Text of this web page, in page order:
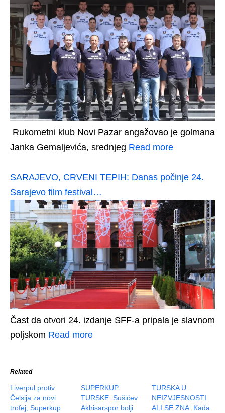
Rukometni klub Novi Pazar angažovao je golmana
Janka Gemaljevića, srednjeg Read more
SARAJEVO, CRVENI TEPIH: Danas počinje 24.
Sarajevo film festival…
Čast da otvori 24. izdanje SFF-a pripala je slavnom
poljskom Read more
Related
Liverpul protiv
Čelsija za novi
trofej, Superkup
SUPERKUP
TURSKE: Sušićev
Akhisarspor bolji
TURSKA U
NEIZVJESNOSTI
ALI SE ZNA: Kada